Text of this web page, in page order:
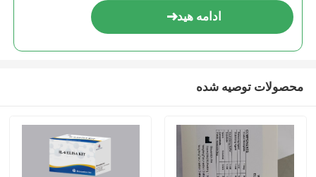
ادامه هید
محصولات توصیه شده